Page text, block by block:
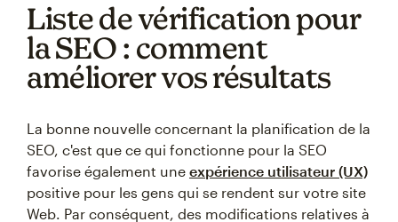
Liste de vérification pour
la SEO : comment
améliorer vos résultats
La bonne nouvelle concernant la planification de la
SEO, c'est que ce qui fonctionne pour la SEO
favorise également une expérience utilisateur (UX)
positive pour les gens qui se rendent sur votre site
Web. Par conséquent, des modifications relatives à